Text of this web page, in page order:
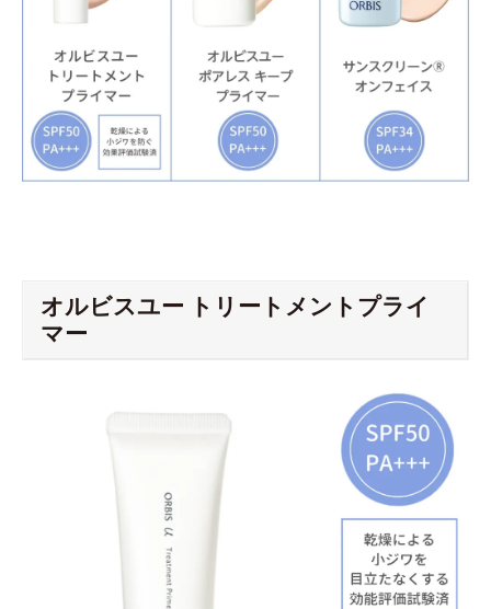
オルビスユー トリートメントプライ
マー